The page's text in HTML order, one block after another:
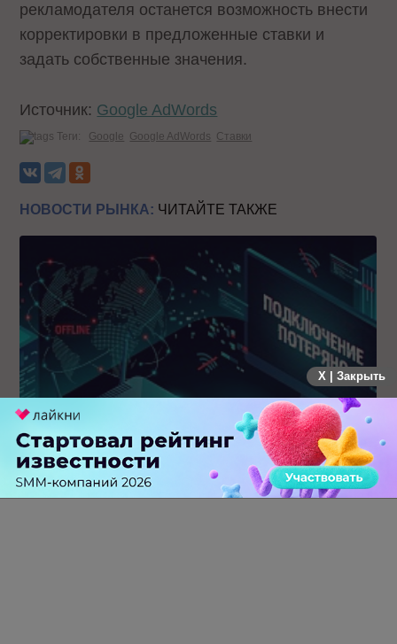
рекламодателя останется возможность внести
корректировки в предложенные ставки и
задать собственные значения.
Источник: Google AdWords
Теги: Google Google AdWords Ставки
НОВОСТИ РЫНКА: ЧИТАЙТЕ ТАКЖЕ
Крупнейший сбой в рунете: пользователи не могут
попасть на популярные сайты
X | Закрыть